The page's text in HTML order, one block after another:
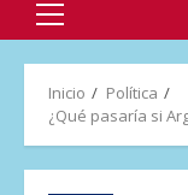
Inicio
Política
¿Qué pasaría si